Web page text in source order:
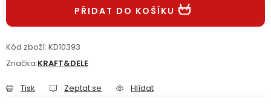
Podmínky ochrany osobních údajů
PŘIDAT DO KOŠÍKU
Kód zboží: KD10393
Značka:KRAFT&DELE
Tisk Zeptat se Hlídat